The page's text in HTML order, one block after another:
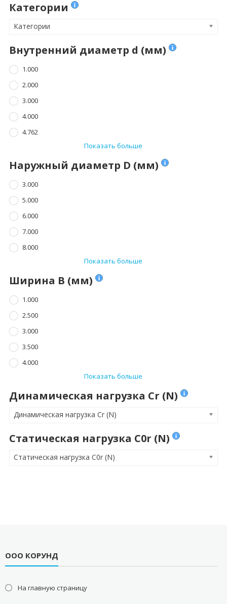
2.500
3.000
3.500
4.000
Показать больше
нагрузка C0r (N)
Категории
Категории
Внутренний диаметр d (мм)
1.000
2.000
3.000
4.000
4.762
Показать больше
Наружный диаметр D (мм)
3.000
5.000
6.000
7.000
8.000
Показать больше
Ширина B (мм)
1.000
2.500
3.000
3.500
4.000
Показать больше
Динамическая нагрузка Cr (N)
Динамическая нагрузка Cr (N)
Статическая нагрузка C0r (N)
Статическая нагрузка C0r (N)
ООО КОРУНД
На главную страницу